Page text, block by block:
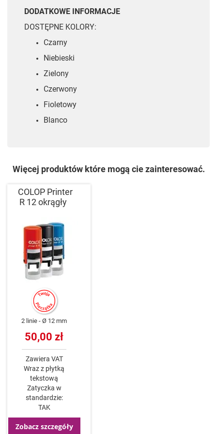
DODATKOWE INFORMACJE
DOSTĘPNE KOLORY:
Czarny
Niebieski
Zielony
Czerwony
Fioletowy
Blanco
Więcej produktów które mogą cie zainteresować.
COLOP Printer
R 12 okrągły
2 linie Ø 12 mm
50,00 zł
Zawiera VAT
Wraz z płytką
tekstową
Zatyczka w
standardzie:
TAK
Zobacz szczegóły